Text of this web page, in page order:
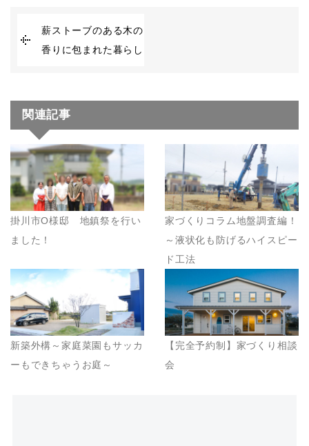
薪ストーブのある木の
香りに包まれた暮らし
関連記事
掛川市O様邸 地鎮祭を行い
ました！
家づくりコラム地盤調査編！
～液状化も防げるハイスピー
ド工法
新築外構～家庭菜園もサッカ
ーもできちゃうお庭～
【完全予約制】家づくり相談
会